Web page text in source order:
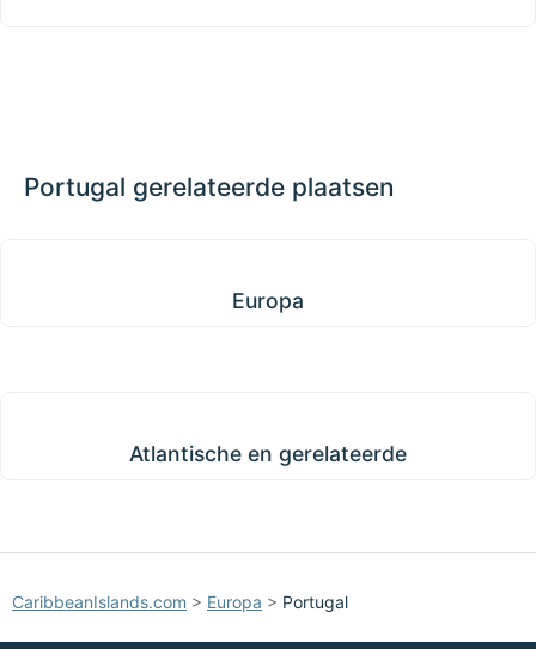
Portugal gerelateerde plaatsen
Europa
Atlantische en gerelateerde
CaribbeanIslands.com > Europa > Portugal